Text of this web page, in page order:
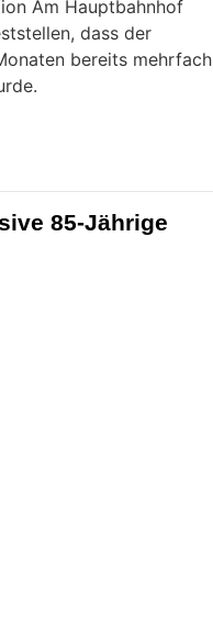
Am Hauptbahnhof
dass der
bereits mehrfach
85-Jährige